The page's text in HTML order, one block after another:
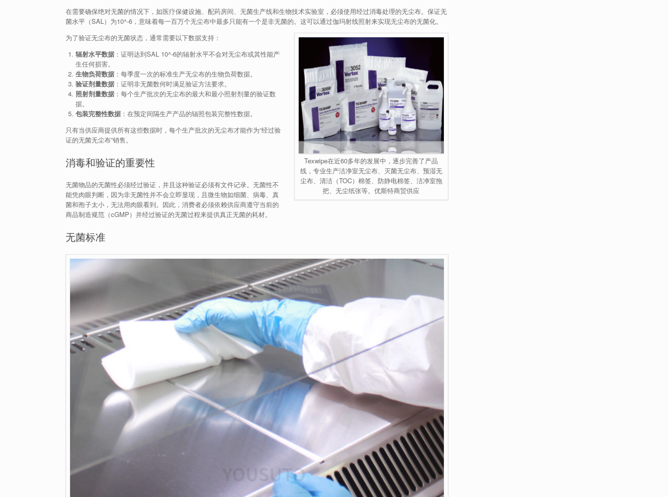
在需要确保绝对无菌的情况下，如医疗保健设施、配药房间、无菌生产线和生物技术实验室，必须使用经过消毒处理的无尘布。保证无
菌水平（SAL）为10^-6，意味着每一百万个无尘布中最多只能有一个是非无菌的。这可以通过伽玛射线照射来实现无尘布的无菌化。
Texwipe在近60多年的发展中，逐步完善了产品
线，专业生产洁净室无尘布、灭菌无尘布、预湿无
尘布、清洁（TOC）棉签、防静电棉签、洁净室拖
把、无尘纸张等。优斯特商贸供应
为了验证无尘布的无菌状态，通常需要以下数据支持：
辐射水平数据：证明达到SAL 10^-6的辐射水平不会对无尘布或其性能产
生任何损害。
生物负荷数据：每季度一次的标准生产无尘布的生物负荷数据。
验证剂量数据：证明非无菌数何时满足验证方法要求。
照射剂量数据：每个生产批次的无尘布的最大和最小照射剂量的验证数
据。
包装完整性数据：在预定间隔生产产品的辐照包装完整性数据。
只有当供应商提供所有这些数据时，每个生产批次的无尘布才能作为“经过验
证的无菌无尘布”销售。
消毒和验证的重要性
无菌物品的无菌性必须经过验证，并且这种验证必须有文件记录。无菌性不
能凭肉眼判断，因为非无菌性并不会立即显现，且微生物如细菌、病毒、真
菌和孢子太小，无法用肉眼看到。因此，消费者必须依赖供应商遵守当前的
商品制造规范（cGMP）并经过验证的无菌过程来提供真正无菌的耗材。
无菌标准